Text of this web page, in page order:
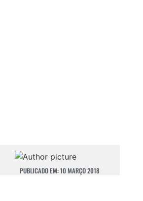
PUBLICADO EM:10 MARÇO 2018